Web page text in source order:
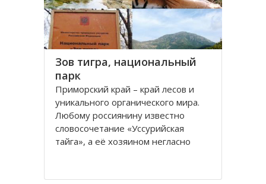
Зов тигра, национальный
парк
Приморский край – край лесов и
уникального органического мира.
Любому россиянину известно
словосочетание «Уссурийская
тайга», а её хозяином негласно
прекрасного сильного хищника к